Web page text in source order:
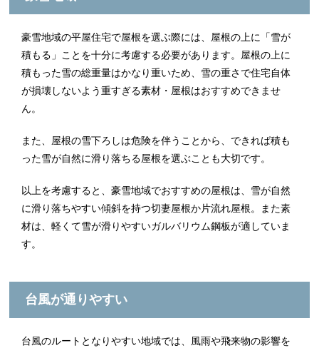
豪雪地域の平屋住宅で屋根を選ぶ際には、屋根の上に「雪が
積もる」ことを十分に考慮する必要があります。屋根の上に
積もった雪の総重量はかなり重いため、雪の重さで住宅自体
が損壊しないよう重すぎる素材・屋根はおすすめできませ
ん。
また、屋根の雪下ろしは危険を伴うことから、できれば積も
った雪が自然に滑り落ちる屋根を選ぶことも大切です。
以上を考慮すると、豪雪地域でおすすめの屋根は、雪が自然
に滑り落ちやすい傾斜を持つ切妻屋根か片流れ屋根。また素
材は、軽くて雪が滑りやすいガルバリウム鋼板が適していま
す。
台風が通りやすい
台風のルートとなりやすい地域では、風雨や飛来物の影響を